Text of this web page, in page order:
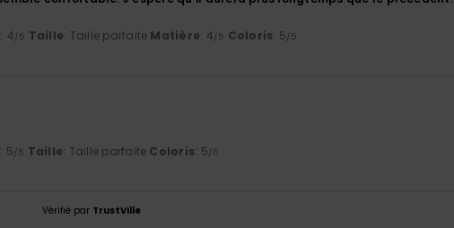
: 4/5 Taille: Taille parfaite Matière: 4/5 Coloris: 5/5
: 5/5 Taille: Taille parfaite Coloris: 5/5
Vérifié par TrustVille